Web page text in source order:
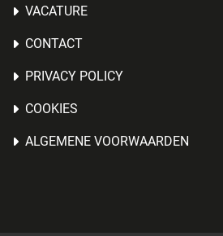
VACATURE
CONTACT
PRIVACY POLICY
COOKIES
ALGEMENE VOORWAARDEN